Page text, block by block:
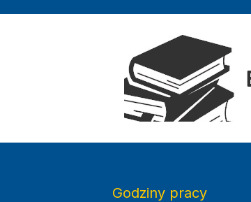
Godziny pracy